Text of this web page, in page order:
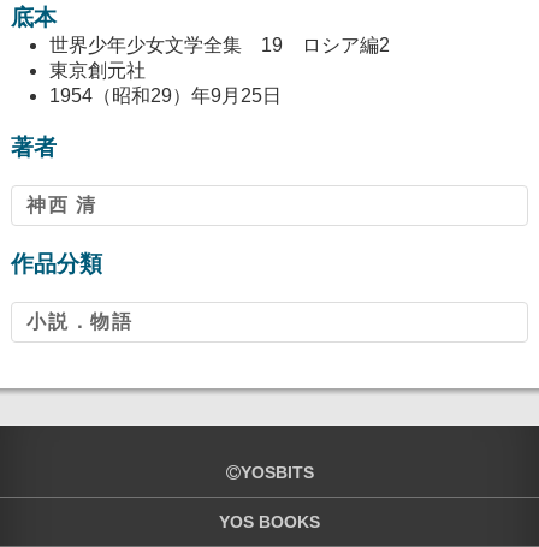
底本
世界少年少女文学全集 19 ロシア編2
東京創元社
1954（昭和29）年9月25日
著者
神西 清
作品分類
小説．物語
YOSBITS
YOS BOOKS